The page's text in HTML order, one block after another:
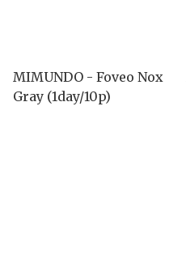
MIMUNDO - Foveo Nox
Gray (1day/10p)